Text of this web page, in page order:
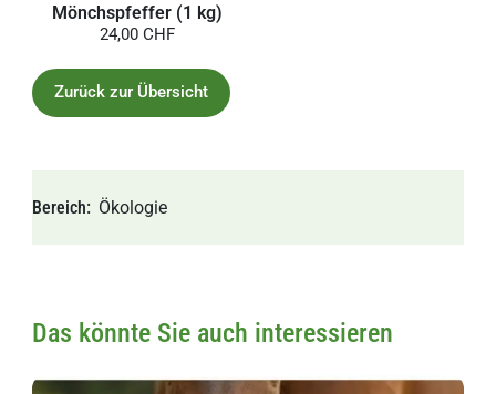
Mönchspfeffer (1 kg)
24,00 CHF
Bereich Ökologie
Das könnte Sie auch interessieren
Zurück zur Übersicht